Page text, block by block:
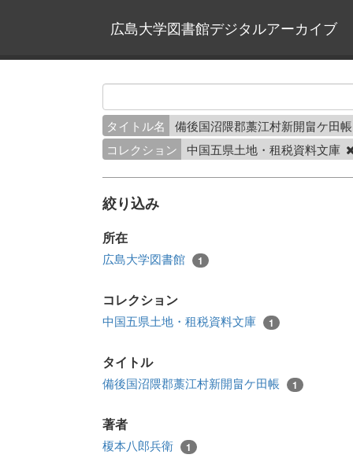
広島大学図書館デジタルアーカイブ
タイトル名
備後国沼隈郡藁江村新開畠ケ田
コレクション
中国五県土地・租税資料文庫
絞り込み
所在
広島大学図書館 1
コレクション
中国五県土地・租税資料文庫 1
タイトル
備後国沼隈郡藁江村新開畠ケ田帳 1
著者
榎本八郎兵衛 1